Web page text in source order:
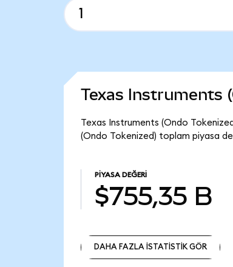
Texas Instruments
Texas Instruments (Ondo
(Ondo Tokenized) toplam piyasa
PIYASA DEĞERI
$755,35 B
DAHA FAZLA İSTATİSTİK GÖR